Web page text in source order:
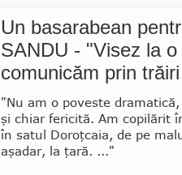
Un basarabean
SANDU - "Visez la
comunicăm prin
"Nu am o poveste
şi chiar fericită. Am copilărit
în satul Doroţcaia, de pe
aşadar, la ţară. ..."